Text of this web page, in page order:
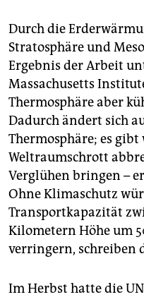
Durch die
Stratosphäre und
Ergebnis der Arbeit
Massachusetts
Thermosphäre aber
Dadurch ändert sich
Thermosphäre; es
Weltraumschrott
Verglühen bringen –
Ohne Klimaschutz
Transportkapazität
Kilometern Höhe um
verringern, schreiben
Im Herbst hatte die